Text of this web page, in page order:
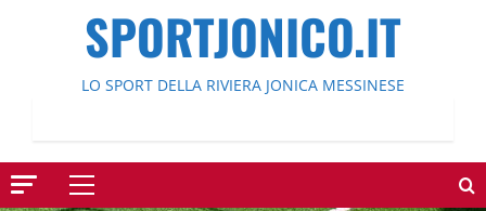
SPORTJONICO.IT
LO SPORT DELLA RIVIERA JONICA MESSINESE
Menu